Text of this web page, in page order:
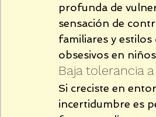
profunda de
sensación de
familiares y
obsesivos en
Baja tolerancia
Si creciste en
incertidumbre es